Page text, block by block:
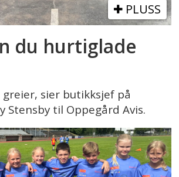
PLUSS
du hurtiglade
sier butikksjef på
Stensby til Oppegård Avis.